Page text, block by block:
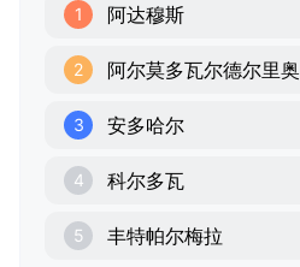
1 阿达穆斯
2 阿尔莫多瓦尔德尔里奥
3 安多哈尔
4 科尔多瓦
5 丰特帕尔梅拉